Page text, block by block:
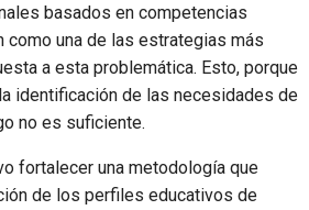
basados en competencias
como una de las estrategias más
a esta problemática. Esto, porque
identificación de las necesidades de
no es suficiente.
fortalecer una metodología que
de los perfiles educativos de